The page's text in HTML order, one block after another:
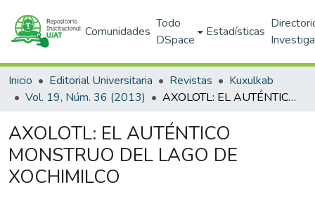
Comunidades
Todo
DSpace
Estadísticas
Inicio Editorial Universitaria Revistas
Kuxulkab
Vol. 19, Núm. 36 (2013)
AXOLOTL: EL AUTÉNTICO MONSTRUO DEL LAGO DE XOCHIMILCO
AXOLOTL: EL AUTÉNTICO
MONSTRUO DEL LAGO DE
XOCHIMILCO